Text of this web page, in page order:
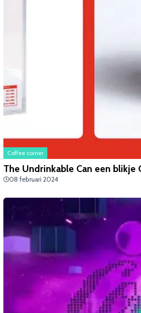
Coffee corner
The Undrinkable Can een
08 februari 2024